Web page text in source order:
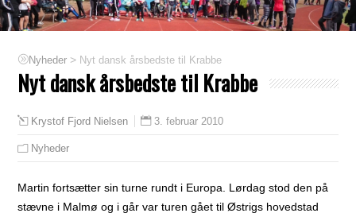
Nyheder > Nyt dansk årsbedste til Krabbe
Nyt dansk årsbedste til Krabbe
Krystof Fjord Nielsen 3. februar 2010
Nyheder
Martin fortsætter sin turne rundt i Europa. Lørdag stod den på
stævne i Malmø og i går var turen gået til Østrigs hovedstad